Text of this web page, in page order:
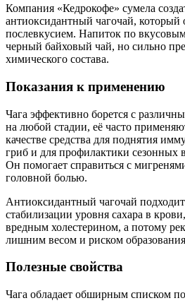
Компания «Кедрокофе» сумела
антиоксидантный чагочай, который
послевкусием. Напиток по
черный байховый чай, но сильно
химического состава.
Показания к применению
Чага эффективно борется с
на любой стадии, её часто
качестве средства для поднятия
гриб и для профилактики сезонных
Он помогает справиться с
головной болью.
Антиоксидантный чагочай
стабилизации уровня сахара в
вредным холестерином, а потому
лишним весом и риском
Полезные свойства
Чага обладает обширным списком